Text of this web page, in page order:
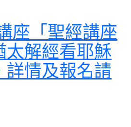
座「聖經講座
太解經看耶穌
詳情及報名請